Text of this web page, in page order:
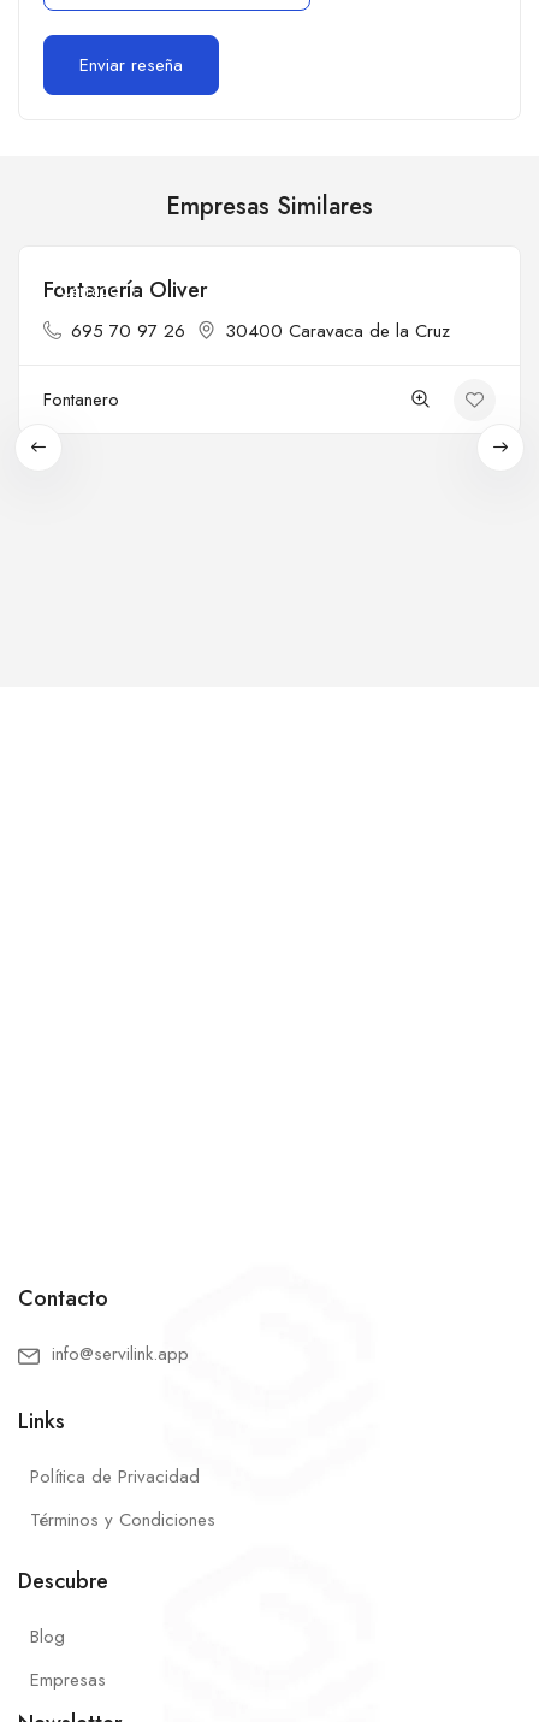
Empresas Similares
Cerrado
Fontanería Oliver
695 70 97 26 30400 Caravaca de la Cruz
Fontanero
Contacto
info@servilink.app
Links
Política de Privacidad
Términos y Condiciones
Descubre
Blog
Empresas